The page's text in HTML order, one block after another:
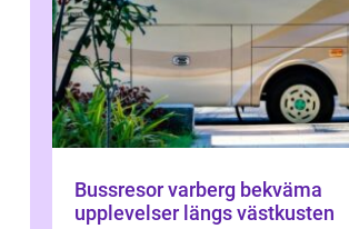
Bussresor varberg bekväma
upplevelser längs västkusten